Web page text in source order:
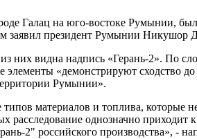
Галац на юго-востоке Румынии, был
заявил президент Румынии Никушор
них видна надпись «Герань-2». По
«демонстрируют сходство
Румынии».
материалов и топлива, которые
расследование однозначно приходит
2" российского производства», -